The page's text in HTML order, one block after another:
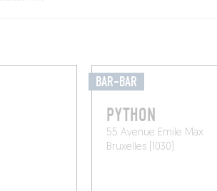
BAR-BAR
PYTHON
55 Avenue Emile Max
Bruxelles (1030)